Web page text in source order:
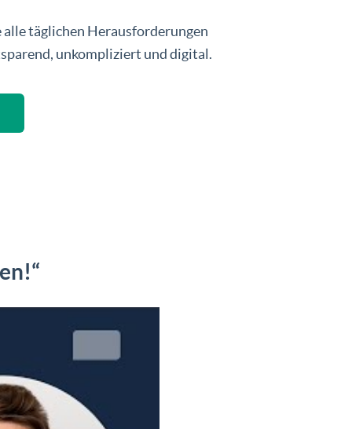
täglichen Herausforderungen
unkompliziert und digital.